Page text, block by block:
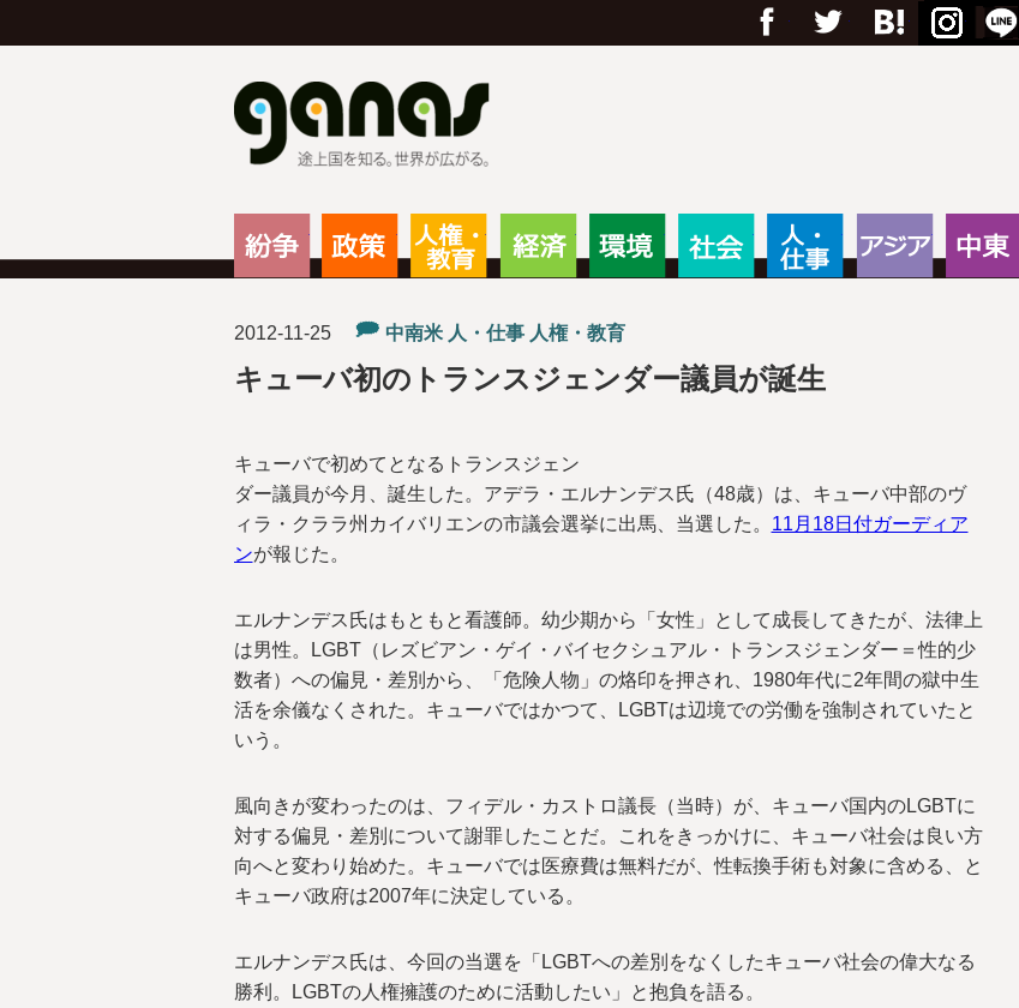
フェイスブック
Twitter Google+はてブ
政策 社会
2012-11-25 中南米 人・仕事 人権・教育
キューバ初のトランスジェンダー議員が誕生
キューバで初めてとなるトランスジェン
ダー議員が今月、誕生した。アデラ・エルナンデス氏（48歳）は、キューバ中部のヴ
ィラ・クララ州カイバリエンの市議会選挙に出馬、当選した。 11月18日付ガーディア
ンが報じた。
エルナンデス氏はもともと看護師。幼少期から「女性」として成長してきたが、法律上
は男性。LGBT（レズビアン・ゲイ・バイセクシュアル・トランスジェンダー＝性的少
数者）への偏見・差別から、「危険人物」の烙印を押され、1980年代に2年間の獄中生
活を余儀なくされた。キューバではかつて、LGBTは辺境での労働を強制されていたと
いう。
風向きが変わったのは、フィデル・カストロ議長（当時）が、キューバ国内のLGBTに
対する偏見・差別について謝罪したことだ。これをきっかけに、キューバ社会は良い方
向へと変わり始めた。キューバでは医療費は無料だが、性転換手術も対象に含める、と
キューバ政府は2007年に決定している。
エルナンデス氏は、今回の当選を「LGBTへの差別をなくしたキューバ社会の偉大なる
勝利。LGBTの人権擁護のために活動したい」と抱負を語る。